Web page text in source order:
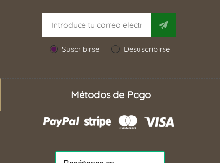
Suscribirse Desuscribirse
Métodos de Pago